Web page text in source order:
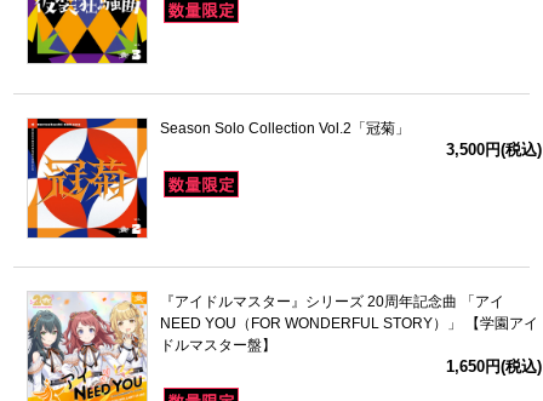
Season Solo Collection Vol.2「冠菊」
3,500円(税込)
『アイドルマスター』シリーズ 20周年記念曲 「アイ
NEED YOU（FOR WONDERFUL STORY）」 【学園アイ
ドルマスター盤】
1,650円(税込)